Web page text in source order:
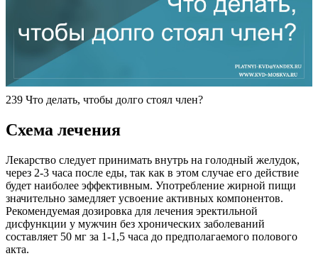
239 Что делать, чтобы долго стоял член?
Схема лечения
Лекарство следует принимать внутрь на голодный желудок,
через 2-3 часа после еды, так как в этом случае его действие
будет наиболее эффективным. Употребление жирной пищи
значительно замедляет усвоение активных компонентов.
Рекомендуемая дозировка для лечения эректильной
дисфункции у мужчин без хронических заболеваний
составляет 50 мг за 1-1,5 часа до предполагаемого полового
акта.